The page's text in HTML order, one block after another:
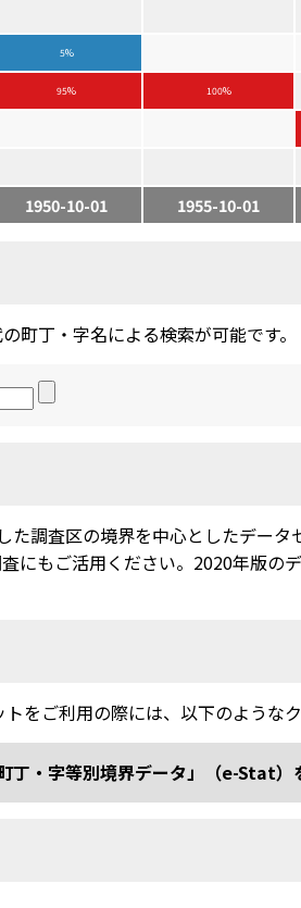
5%
95% 100%
1950-10-01 1955-10-01
町丁・字名による検索が可能です。
た調査区の境界を中心としたデータ
にもご活用ください。2020年版
をご利用の際には、以下のような
丁・字等別境界データ」（e-Stat